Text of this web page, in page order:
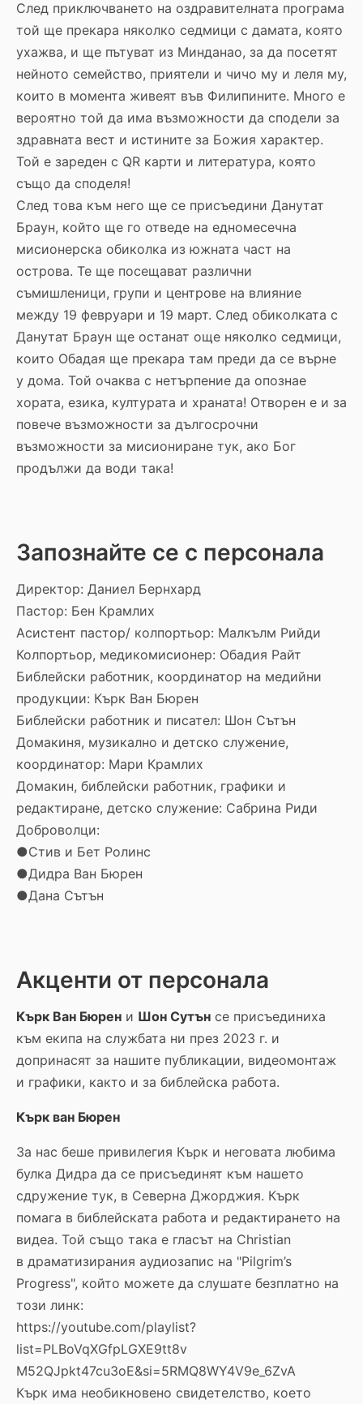
След приключването на оздравителната програма
той ще прекара няколко седмици с дамата, която
ухажва, и ще пътуват из Минданао, за да посетят
нейното семейство, приятели и чичо му и леля му,
които в момента живеят във Филипините. Много е
вероятно той да има възможности да сподели за
здравната вест и истините за Божия характер.
Той е зареден с QR карти и литература, която
също да споделя!
След това към него ще се присъедини Данутат
Браун, който ще го отведе на едномесечна
мисионерска обиколка из южната част на
острова. Те ще посещават различни
съмишленици, групи и центрове на влияние
между 19 февруари и 19 март. След обиколката с
Данутат Браун ще останат още няколко седмици,
които Обадая ще прекара там преди да се върне
у дома. Той очаква с нетърпение да опознае
хората, езика, културата и храната! Отворен е и за
повече възможности за дългосрочни
възможности за мисиониране тук, ако Бог
продължи да води така!
Запознайте се с персонала
Директор: Даниел Бернхард
Пастор: Бен Крамлих
Асистент пастор/ колпортьор: Малкълм Рийди
Колпортьор, медикомисионер: Обадия Райт
Библейски работник, координатор на медийни
продукции: Кърк Ван Бюрен
Библейски работник и писател: Шон Сътън
Домакиня, музикално и детско служение,
координатор: Мари Крамлих
Домакин, библейски работник, графики и
редактиране, детско служение: Сабрина Риди
Доброволци:
●Стив и Бет Ролинс
●Дидра Ван Бюрен
●Дана Сътън
Акценти от персонала
Кърк Ван Бюрен и Шон Сутън се присъединиха
към екипа на службата ни през 2023 г. и
допринасят за нашите публикации, видеомонтаж
и графики, както и за библейска работа.
Кърк ван Бюрен
За нас беше привилегия Кърк и неговата любима
булка Дидра да се присъединят към нашето
сдружение тук, в Северна Джорджия. Кърк
помага в библейската работа и редактирането на
видеа. Той също така е гласът на Christian
в драматизирания аудиозапис на "Pilgrim’s
Progress", който можете да слушате безплатно на
този линк:
https://youtube.com/playlist?
list=PLBoVqXGfpLGXE9tt8v
M52QJpkt47cu3oE&si=5RMQ8WY4V9e_6ZvA
Кърк има необикновено свидетелство, което